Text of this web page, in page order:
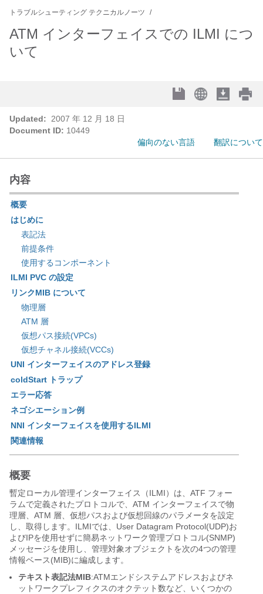
トラブルシューティング テクニカルノーツ
ATM インターフェイスでの ILMI につ
いて
Updated:
2007 年 12 月 18 日
Document ID: 10449
偏向のない言語
翻訳について
内容
概要
はじめに
表記法
前提条件
使用するコンポーネント
ILMI PVC の設定
リンクMIB について
物理層
ATM 層
仮想パス接続(VPCs)
仮想チャネル接続(VCCs)
UNI インターフェイスのアドレス登録
coldStart トラップ
エラー応答
ネゴシエーション例
NNI インターフェイスを使用するILMI
関連情報
概要
暫定ローカル管理インターフェイス（ILMI）は、ATF フォー
ラムで定義されたプロトコルで、ATM インターフェイスで物
理層、ATM 層、仮想パスおよび仮想回線のパラメータを設定
し、取得します。ILMIでは、User Datagram Protocol(UDP)お
よびIPを使用せずに簡易ネットワーク管理プロトコル(SNMP)
メッセージを使用し、管理対象オブジェクトを次の4つの管理
情報ベース(MIB)に編成します。
テキスト表記法MIB:ATMエンドシステムアドレスおよびネ
ットワークプレフィクスのオクテット数など、いくつかの